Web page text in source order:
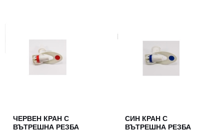
ЧЕРВЕН КРАН С
ВЪТРЕШНА РЕЗБА
СИН КРАН С
ВЪТРЕШНА РЕЗБА